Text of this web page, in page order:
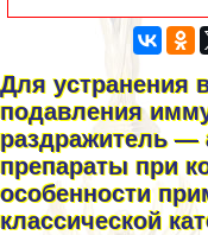
Для устранения
подавления
раздражитель —
препараты при
особенности
классической